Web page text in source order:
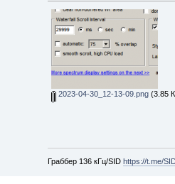
2023-04-30_12-13-09.png(3.85
Граббер 136 кГц/SID https://t.me/